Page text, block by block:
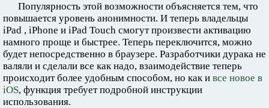
Популярность этой возможности объясняется тем, что
повышается уровень анонимности. И теперь владельцы
iPad , iPhone и iPad Touch смогут произвести активацию
намного проще и быстрее. Теперь переключится, можно
будет непосредственно в браузере. Разработчики дурака не
валяли и сделали все как надо, взаимодействие теперь
происходит более удобным способом, но как и все новое в
iOS, функция требует подробной инструкции
использования.